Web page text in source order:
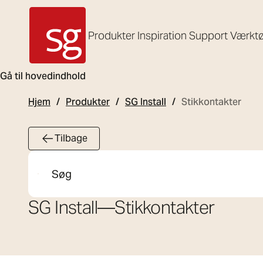
Gå til hovedindhold
SG Armaturen
Produkter Inspiration Support
Hjem Produkter SG Install Stikkontakter
Tilbage
Søg
SG Install—Stikkontakter